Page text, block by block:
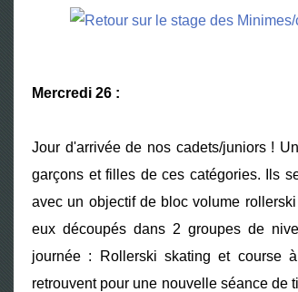
Mercredi 26 :
Jour d'arrivée de nos cadets/juniors !
garçons et filles de ces catégories. Ils
avec un objectif de bloc volume
eux découpés dans 2 groupes de
journée : Rollerski skating et course
retrouvent pour une nouvelle séance de